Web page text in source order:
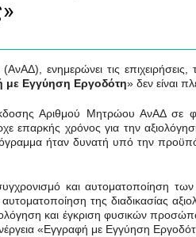
ενημερώνει τις επιχειρήσεις,
με Εγγύηση Εργοδότη» δεν είναι
Αριθμού Μητρώου ΑνΑΔ
επαρκής χρόνος για την
ήταν δυνατή υπό την
και αυτοματοποίηση των
αυτοματοποίηση της διαδικασίας
και έγκριση φυσικών
«Εγγραφή με Εγγύηση